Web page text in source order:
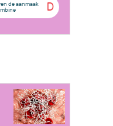
D
de aanmaak